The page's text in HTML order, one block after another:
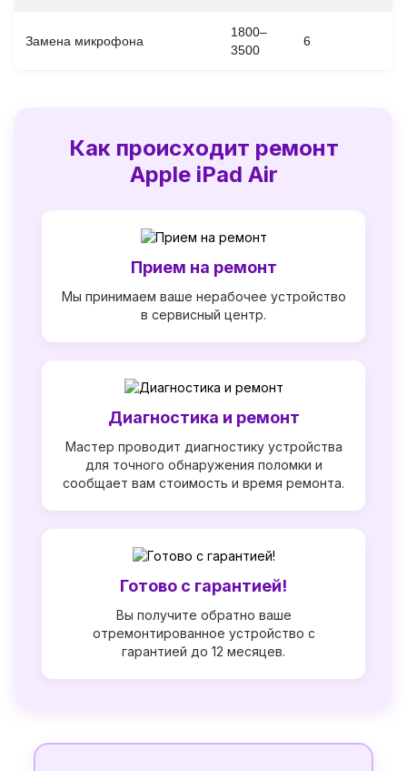
Замена микрофона
1800–
3500
6
Как происходит ремонт
Apple iPad Air
Прием на ремонт
Мы принимаем ваше нерабочее устройство
в сервисный центр.
Диагностика и ремонт
Мастер проводит диагностику устройства
для точного обнаружения поломки и
сообщает вам стоимость и время ремонта.
Готово с гарантией!
Вы получите обратно ваше
отремонтированное устройство с
гарантией до 12 месяцев.